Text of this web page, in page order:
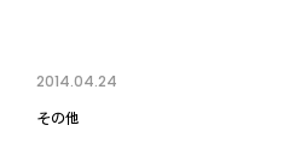
2014.04.24
その他